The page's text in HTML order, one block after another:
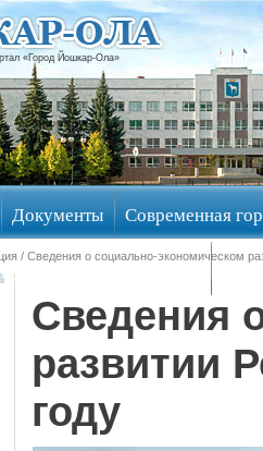
«Город Йошкар-Ола»
Документы Современная
обсуждения
/ Сведения о социально-экономическом
Сведения
развитии
году